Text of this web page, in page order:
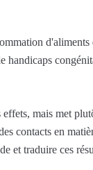
handicaps
mais met
contacts en
et traduire ces